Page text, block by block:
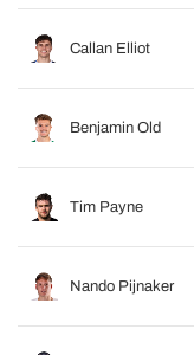
Callan Elliot
Benjamin Old
Tim Payne
Nando Pijnaker